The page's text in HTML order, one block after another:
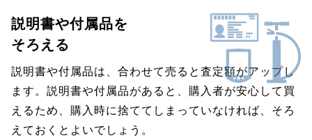
説明書や付属品を
そろえる
説明書や付属品は、合わせて売ると査定額がアップし
ます。説明書や付属品があると、購入者が安心して買
えるため、購入時に捨ててしまっていなければ、そろ
えておくとよいでしょう。